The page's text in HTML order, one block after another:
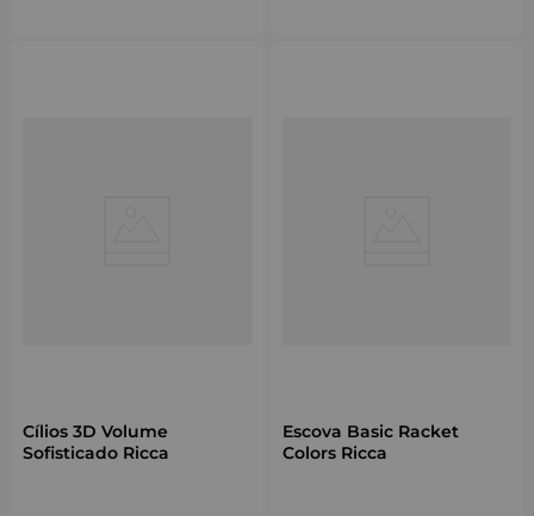
Cílios 3D Volume
Sofisticado Ricca
Escova Basic Racket
Colors Ricca